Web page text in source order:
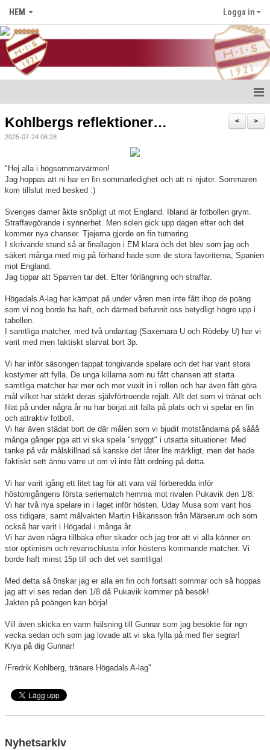
HEM Logga in
Nyheter
Föreningen
Medlem i HIS
Kontakt
Kalender
Våra lag
Matcher
Gölarundan
Hyra Klubbstuga
>
<
Kohlbergs reflektioner…
2025-07-24 08:28
"Hej alla i högsommarvärmen!
Jag hoppas att ni har en fin sommarledighet och att ni njuter. Sommaren
kom tillslut med besked :)
Sveriges damer åkte snöpligt ut mot England. Ibland är fotbollen grym.
Straffavgörande i synnerhet. Men solen gick upp dagen efter och det
kommer nya chanser. Tjejerna gjorde en fin turnering.
I skrivande stund så är finallagen i EM klara och det blev som jag och
säkert många med mig på förhand hade som de stora favoriterna, Spanien
mot England.
Jag tippar att Spanien tar det. Efter förlängning och straffar.
Högadals A-lag har kämpat på under våren men inte fått ihop de poäng
som vi nog borde ha haft, och därmed befunnit oss betydligt högre upp i
tabellen.
I samtliga matcher, med två undantag (Saxemara U och Rödeby U) har vi
varit med men faktiskt slarvat bort 3p.
Vi har inför säsongen tappat tongivande spelare och det har varit stora
kostymer att fylla. De unga killarna som nu fått chansen att starta
samtliga matcher har mer och mer vuxit in i rollen och har även fått göra
mål vilket har stärkt deras självförtroende rejält. Allt det som vi tränat och
filat på under några år nu har börjat att falla på plats och vi spelar en fin
och attraktiv fotboll.
Vi har även städat bort de där målen som vi bjudit motståndarna på sååå
många gånger pga att vi ska spela "snyggt" i utsatta situationer. Med
tanke på vår målskillnad så kanske det låter lite märkligt, men det hade
faktiskt sett ännu värre ut om vi inte fått ordning på detta.
Vi har varit igång ett litet tag för att vara väl förberedda inför
höstomgångens första seriematch hemma mot rivalen Pukavik den 1/8.
Vi har två nya spelare in i laget inför hösten. Uday Musa som varit hos
oss tidigare, samt målvakten Martin Håkansson från Märserum och som
också har varit i Högadal i många år.
Vi har även några tillbaka efter skador och jag tror att vi alla känner en
stor optimism och revanschlusta inför höstens kommande matcher. Vi
borde haft minst 15p till och det vet samtliga!
Med detta så önskar jag er alla en fin och fortsatt sommar och så hoppas
jag att vi ses redan den 1/8 då Pukavik kommer på besök!
Jakten på poängen kan börja!
Vill även skicka en varm hälsning till Gunnar som jag besökte för ngn
vecka sedan och som jag lovade att vi ska fylla på med fler segrar!
Krya på dig Gunnar!
/Fredrik Kohlberg, tränare Högadals A-lag"
Nyhetsarkiv